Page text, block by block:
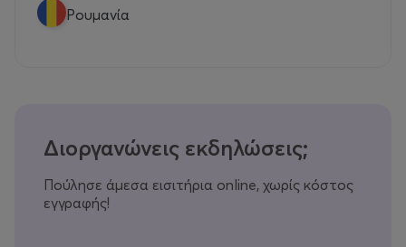
Ρουμανία
Διοργανώνεις εκδηλώσεις;
Πούλησε άμεσα εισιτήρια online, χωρίς κόστος
εγγραφής!